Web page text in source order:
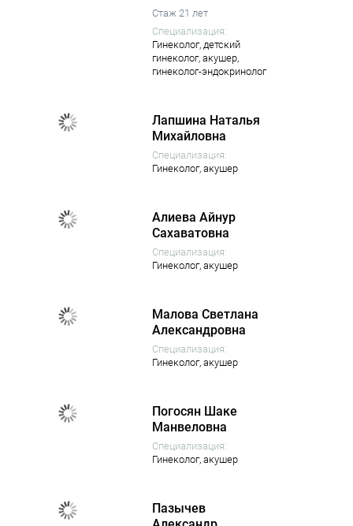
Стаж 21 лет
Специализация:
Гинеколог, детский
гинеколог, акушер,
гинеколог-эндокринолог
Лапшина Наталья
Михайловна
Специализация:
Гинеколог, акушер
Алиева Айнур
Сахаватовна
Специализация:
Гинеколог, акушер
Малова Светлана
Александровна
Специализация:
Гинеколог, акушер
Погосян Шаке
Манвеловна
Специализация:
Гинеколог, акушер
Пазычев